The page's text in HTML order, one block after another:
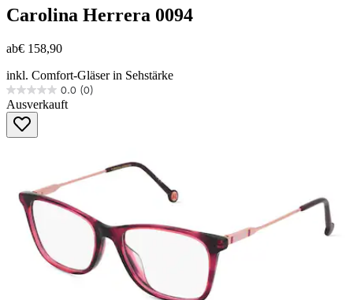
Carolina Herrera 0094
ab€ 158,90
inkl. Comfort-Gläser in Sehstärke
0.0 (0)
0.0
von
Sternen.
Ausverkauft